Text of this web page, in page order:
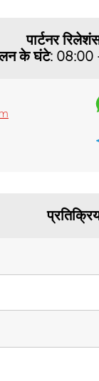
पार्टनर
के घंटे: 08:00